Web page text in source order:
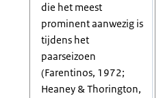
die het meest
prominent aanwezig is
tijdens het
paarseizoen
(Farentinos, 1972;
Heaney & Thorington,